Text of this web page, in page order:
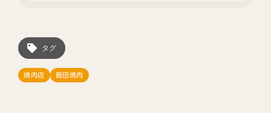
タグ
焼肉店 飯田焼肉